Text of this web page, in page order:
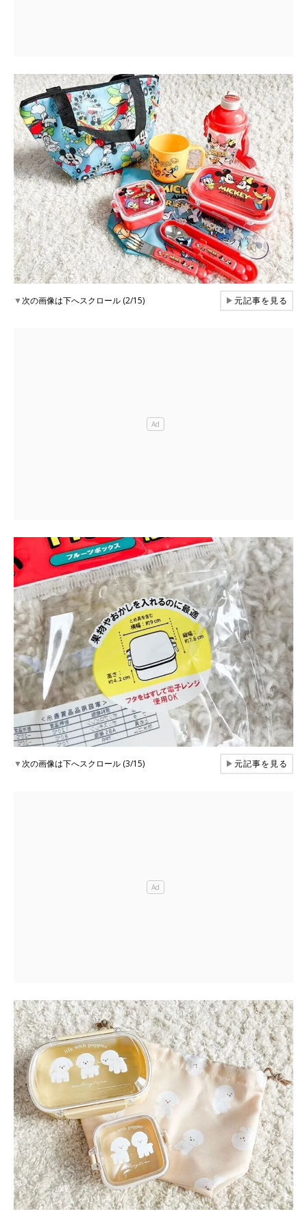
▼次の画像は下へスクロール (2/15) ▶元記事を見る
▼次の画像は下へスクロール (3/15) ▶元記事を見る